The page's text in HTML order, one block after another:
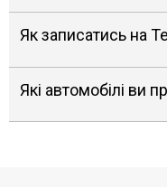
Як записатись на
Які автомобілі ви